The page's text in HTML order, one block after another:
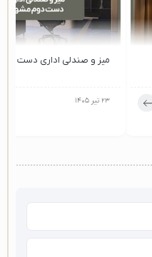
میز و صندلی اداری دست
۲۳ تیر ۱۴۰۵